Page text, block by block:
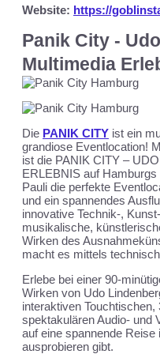
Website: https://
Panik City -
Multimedia
Die PANIK CITY ist ein
grandiose Eventlocation!
ist die PANIK CITY –
ERLEBNIS auf
Pauli die perfekte
und ein spannendes
innovative Technik-,
musikalische,
Wirken des
macht es mittels
Erlebe bei einer 90-
Wirken von Udo
interaktiven Touchtischen,
spektakulären Audio- und
auf eine spannende
ausprobieren gibt.